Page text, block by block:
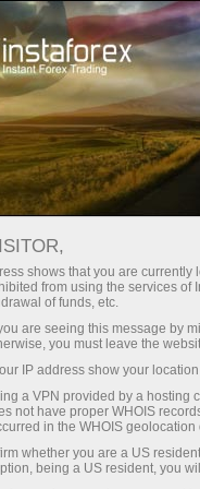
ngay lập tức
người mới bắt
đầu
Dành cho
tư
Miss Insta Asia 2017
tài khoản demo
kết thúc vào ngày 1
nhận giải
2017 đã được
shows that you are
from using the services
of funds, etc.
are seeing this message by
you must leave the
IP address show your
a VPN provided by a hosting
not have proper WHOIS
in the WHOIS geolocation
whether you are a US
being a US resident, you